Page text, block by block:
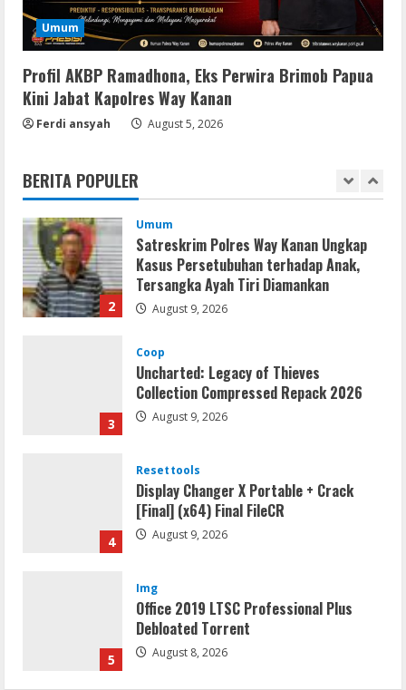
Umum
Profil AKBP Ramadhona, Eks Perwira Brimob Papua
Kini Jabat Kapolres Way Kanan
Ferdi ansyah August 5, 2026
BERITA POPULER
5 August 8, 2026
Movies
CAMRip 4KUHD AVC Dual Audio Torr𝐞nt
August 9, 2026
2
Umum
Satreskrim Polres Way Kanan Ungkap
Tersangka Ayah Tiri Diamankan
August 9, 2026
Coop
Uncharted: Legacy of Thieves
August 9, 2026
Resettools
August 9, 2026
Img
August 8, 2026
Movies